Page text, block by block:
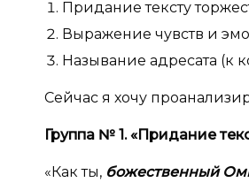
Придание тексту
Выражение чувств и
Называние адресата (к
Сейчас я хочу
Группа № 1. «Придание
«Как ты, божественный